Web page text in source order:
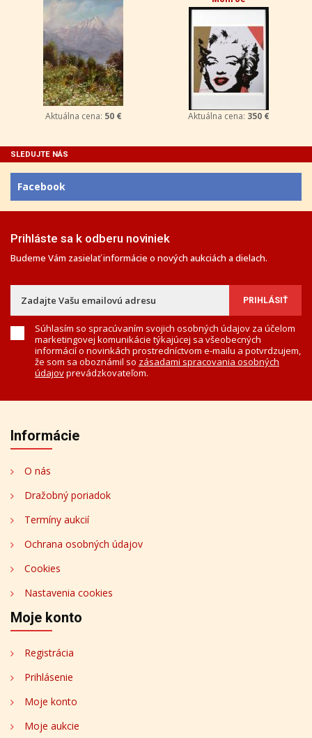
Aktuálna cena: 50 € Aktuálna cena: 350 €
SLEDUJTE NÁS
Facebook
Prihláste sa k odberu noviniek
Budeme Vám zasielať informácie o nových aukciách a dielach.
Súhlasím so spracúvaním svojich osobných údajov za účelom
marketingovej komunikácie týkajúcej sa všeobecných
informácií o novinkách prostredníctvom e-mailu a potvrdzujem,
že som sa oboznámil so zásadami spracovania osobných
údajovprevádzkovateľom.
Informácie
O nás
Dražobný poriadok
Termíny aukcií
Ochrana osobných údajov
Cookies
Nastavenia cookies
Moje konto
Registrácia
Prihlásenie
Moje konto
Moje aukcie